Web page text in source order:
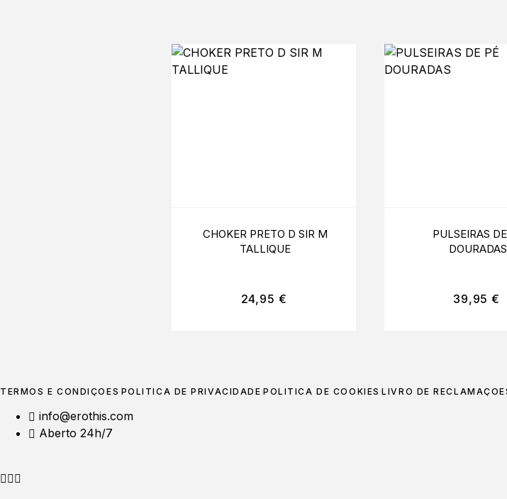
CHOKER PRETO D SIR M
TALLIQUE
24,95 €
PULSEIRAS
DOURADAS
39,95 €
TERMOS E CONDIÇÕESPOLÍTICA DE PRIVACIDADE POLÍTICA DE COOKIES LIVRO DE
info@erothis.com
Aberto 24h/7